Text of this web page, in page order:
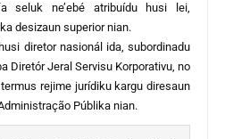
seluk ne’ebé atribuídu husi lei,
desizaun superior nian.
diretor nasionál ida, subordinadu
Diretór Jeral Servisu Korporativu, no
rejime jurídiku kargu diresaun
Públika nian.